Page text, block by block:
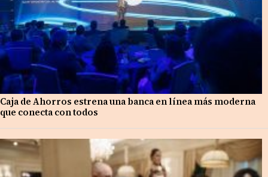
Caja de Ahorros estrena una banca en línea más moderna
que conecta con todos